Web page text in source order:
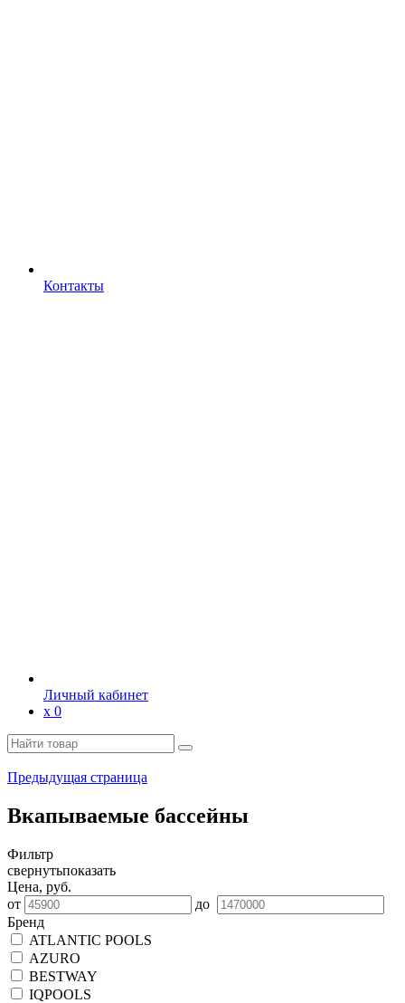
Контакты
Личный кабинет
х 0
Предыдущая страница
Вкапываемые бассейны
Фильтр
свернутьпоказать
Цена, руб.
от
до
Бренд
ATLANTIC POOLS
AZURO
BESTWAY
IQPOOLS